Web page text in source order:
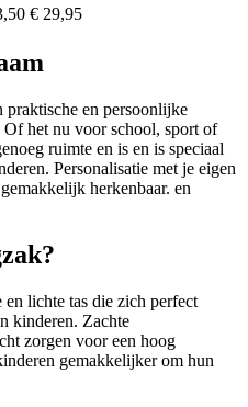
€ 29,95
praktische en persoonlijke
het nu voor school, sport of
ruimte en is en is speciaal
Personalisatie met je eigen
herkenbaar. en
lichte tas die zich perfect
kinderen. Zachte
zorgen voor een hoog
gemakkelijker om hun